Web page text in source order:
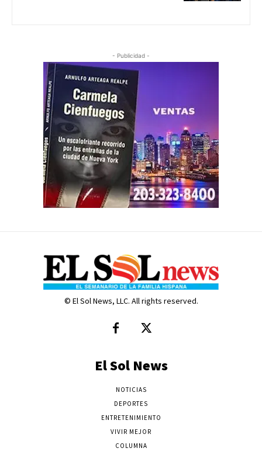
- Publicidad -
© El Sol News, LLC. All rights reserved.
El Sol News
NOTICIAS
DEPORTES
ENTRETENIMIENTO
VIVIR MEJOR
COLUMNA